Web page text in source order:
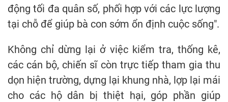
động tối đa quân số, phối hợp với các lực lượng
tại chỗ để giúp bà con sớm ổn định cuộc sống".
Không chỉ dừng lại ở việc kiểm tra, thống kê,
các cán bộ, chiến sĩ còn trực tiếp tham gia thu
dọn hiện trường, dựng lại khung nhà, lợp lại mái
cho các hộ dân bị thiệt hại, góp phần giúp